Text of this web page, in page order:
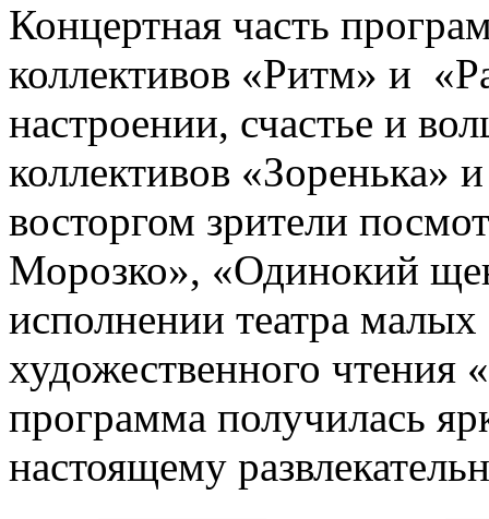
Концертная часть
коллективов «Ритм» и
настроении, счастье и
коллективов
восторгом зрители
Морозко», «Одинокий
исполнении театра
художественного чтения
программа получилась
настоящему